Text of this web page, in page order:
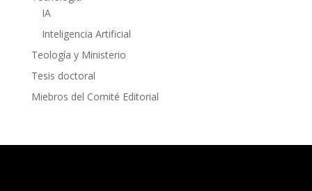
IA
Inteligencia Artificial
Teología y Ministerio
Tesis doctoral
Miebros del Comité Editorial